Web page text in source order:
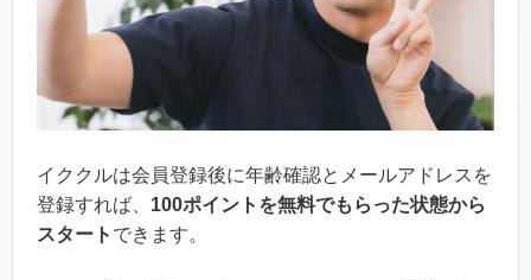
イククルは会員登録後に年齢確認とメールアドレスを
登録すれば、 100ポイントを無料でもらった状態から
スタート できます。